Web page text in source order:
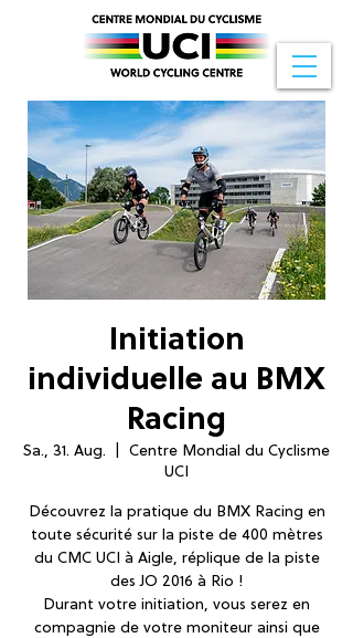
Initiation
individuelle au BMX
Racing
Sa., 31. Aug.
Centre Mondial du Cyclisme
UCI
Découvrez la pratique du BMX Racing en
toute sécurité sur la piste de 400 mètres
du CMC UCI à Aigle, réplique de la piste
des JO 2016 à Rio !
Durant votre initiation, vous serez en
compagnie de votre moniteur ainsi que